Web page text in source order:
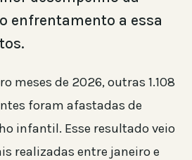
enfrentamento a essa
meses de 2026, outras 1.108
foram afastadas de
infantil. Esse resultado veio
realizadas entre janeiro e